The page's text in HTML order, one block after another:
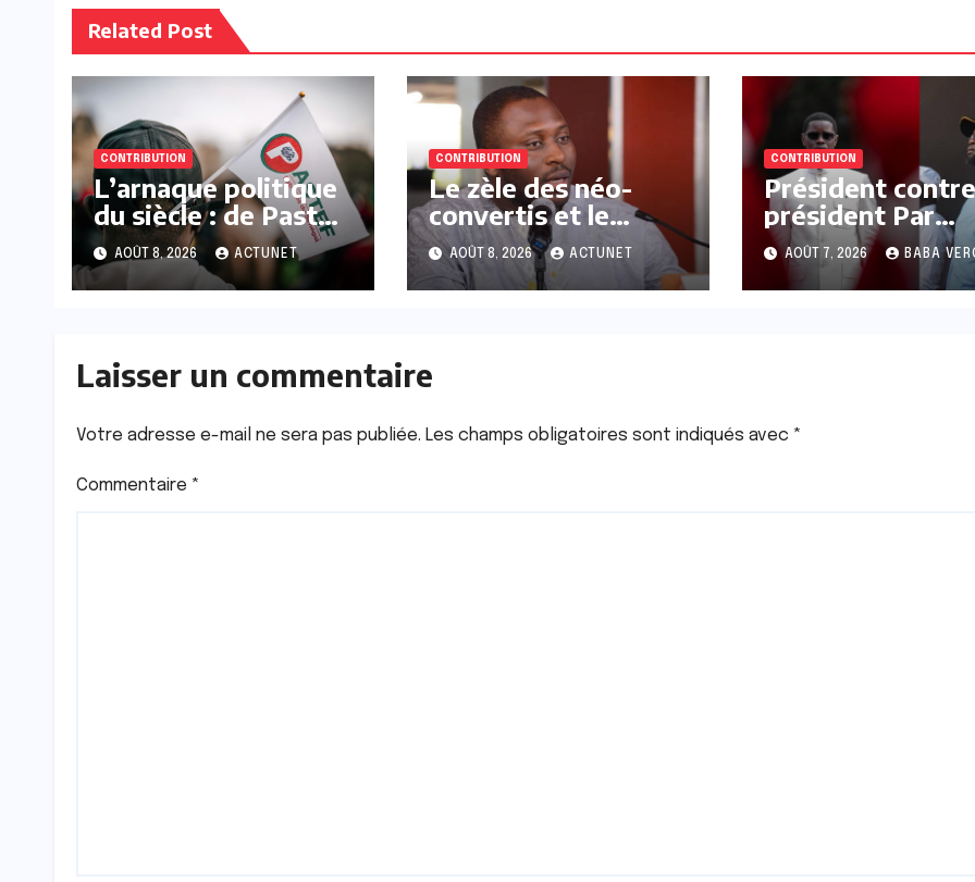
Related Post
CONTRIBUTION
L’arnaque politique
du siècle : de Pastef
à Kiiraay
AOÛT 8, 2026 ACTUNET
CONTRIBUTION
Le zèle des néo-
convertis et le
mirage du
septennat Par
Bachir Fofana
AOÛT 8, 2026 ACTUNET
CONTRIBUTION
Président contre
président Par
Moussa Kamara
AOÛT 7, 2026 BABA
Laisser un commentaire
Votre adresse e-mail ne sera pas publiée. Les champs obligatoires sont indiqués avec *
Commentaire *